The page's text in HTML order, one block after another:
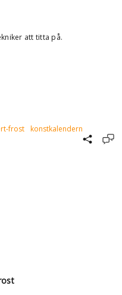
att titta på.
frost konstkalendern